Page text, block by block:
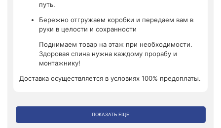
путь.
Бережно отгружаем коробки и передаем вам в
руки в целости и сохранности
Поднимаем товар на этаж при необходимости.
Здоровая спина нужна каждому прорабу и
монтажнику!
Доставка осуществляется в условиях 100% предоплаты.
ПОКАЗАТЬ ЕЩЕ